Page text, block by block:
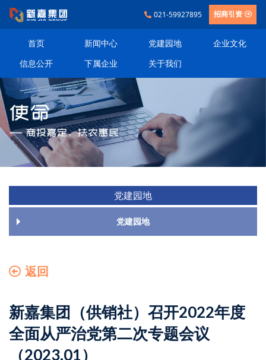
021-59927895 招商引资
首页 新闻中心 党建园地
企业文化
信息公开
下属企业 关于我们
党建园地
党建园地
返回
新嘉集团（供销社）召开2022年度
全面从严治党第二次专题会议
（2023.01）